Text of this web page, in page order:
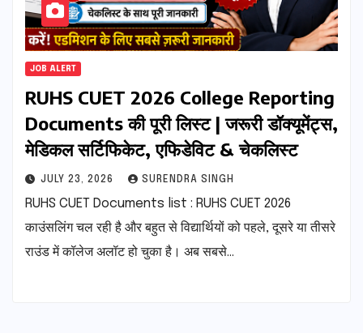
JOB ALERT
RUHS CUET 2026 College Reporting
Documents की पूरी लिस्ट | जरूरी डॉक्यूमेंट्स,
मेडिकल सर्टिफिकेट, एफिडेविट & चेकलिस्ट
JULY 23, 2026 SURENDRA SINGH
RUHS CUET Documents list : RUHS CUET 2026
काउंसलिंग चल रही है और बहुत से विद्यार्थियों को पहले, दूसरे या तीसरे
राउंड में कॉलेज अलॉट हो चुका है। अब सबसे…